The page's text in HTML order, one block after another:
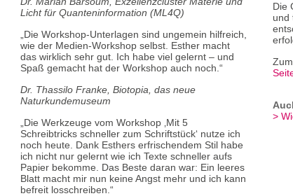
Strategien fürPublic Outreachund die
Was Erfolgreiche unternehmen, um Ihr Publikum
zu erreichen
Worin sich Website und wissenschaftliche
Publikation unterscheiden
Wie Sie sich in Sozialen Medien präsentieren
Dieser Workshop ist für Wissenschaftler*innen im
frühen Karrierestadium, PostDocs sowie
Professor*innen, die ihre Forschung in sozialen
Medien und auf der
eigenen Website authentisch präsentieren
möchten.
Was ist
Zielgruppe
Mit
auf den
Schneller
selbst
Texte zügig
Zielgruppe
Dieser
Licht für Quanteninformation (ML4Q)
„Die Workshop-Unterlagen sind ungemein hilfreich,
wie der Medien-Workshop selbst. Esther macht
das wirklich sehr gut. Ich habe viel gelernt – und
Spaß gemacht hat der Workshop auch noch.“
Dr. Thassilo Franke, Biotopia, das neue
Naturkundemuseum
„Die Werkzeuge vom Workshop ‚Mit 5
Schreibtricks schneller zum Schriftstück‘ nutze ich
noch heute. Dank Esthers erfrischendem Stil habe
ich nicht nur gelernt wie ich Texte schneller aufs
Papier bekomme. Das Beste daran war: Ein leeres
Blatt macht mir nun keine Angst mehr und ich kann
befreit losschreiben.“
Die
und